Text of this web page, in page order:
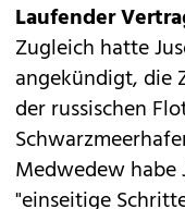
Laufender
Zugleich hatte
angekündigt, die
der russischen
Medwedew habe
"einseitige